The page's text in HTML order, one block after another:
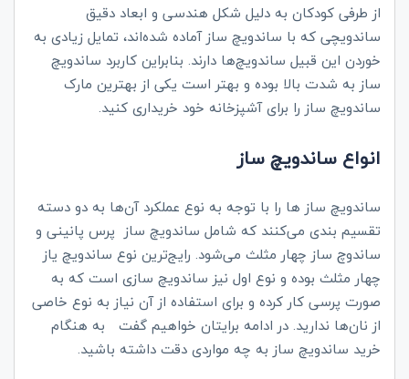
از طرفی کودکان به دلیل شکل هندسی و ابعاد دقیق
ساندویچی که با ساندویچ‌ ساز آماده شده‌اند، تمایل زیادی به
خوردن این قبیل ساندویچ‌ها دارند. بنابراین کاربرد ساندویچ
ساز به شدت بالا بوده و بهتر است یکی از بهترین مارک
ساندویچ ساز را برای آشپزخانه خود خریداری کنید.
انواع ساندویچ ساز
ساندویچ ساز ها را با توجه به نوع عملکرد آن‌ها به دو دسته
تقسیم بندی می‌کنند که شامل ساندویچ ساز پرس پانینی و
ساندوچ ساز چهار مثلث می‌شود. رایج‌ترین نوع ساندویچ یاز
چهار مثلث بوده و نوع اول نیز ساندویچ سازی است که به
صورت پرسی کار کرده و برای استفاده از آن نیاز به نوع خاصی
از نان‌ها ندارید. در ادامه برایتان خواهیم گفت به هنگام
خرید ساندویچ ساز به چه مواردی دقت داشته باشید.